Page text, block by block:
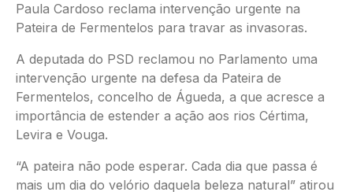
Paula Cardoso reclama intervenção urgente na
Pateira de Fermentelos para travar as invasoras.
A deputada do PSD reclamou no Parlamento uma
intervenção urgente na defesa da Pateira de
Fermentelos, concelho de Águeda, a que acresce a
importância de estender a ação aos rios Cértima,
Levira e Vouga.
“A pateira não pode esperar. Cada dia que passa é
mais um dia do velório daquela beleza natural” atirou